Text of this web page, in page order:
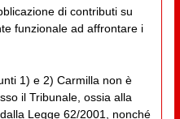
di contributi su
funzionale ad affrontare i
1) e 2) Carmilla non è
il Tribunale, ossia alla
Legge 62/2001, nonché